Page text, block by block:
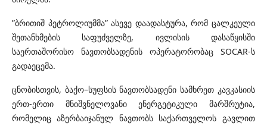
”ბრითიშ პეტროლიუმმა” ასევე დაადასტურა, რომ ცალკეული
შეთანხმების საფუძველზე, ივლისის დასაწყისში
საერთაშორისო ნავთობსადენის ოპერატორობაც SOCAR-ს
გადაეცემა.
ცნობისთვის, ბაქო–სუფსის ნავთობსადენი სამხრეთ კავკასიის
ერთ-ერთი მნიშვნელოვანი ენერგეტიკული მარშრუტია,
რომელიც აზერბაიჯანულ ნავთობს საქართველოს გავლით